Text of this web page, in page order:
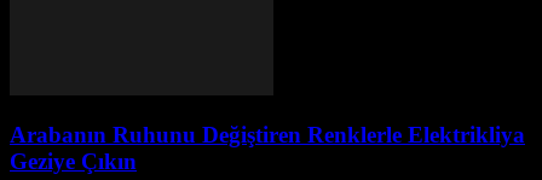
Arabanın Ruhunu Değiştiren Renklerle Elektrikliya
Geziye Çıkın